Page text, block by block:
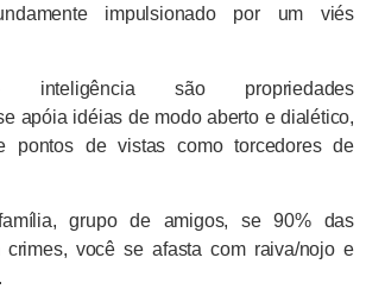
impulsionado por um viés
inteligência são propriedades
apóia idéias de modo aberto e dialético,
pontos de vistas como torcedores de
grupo de amigos, se 90% das
crimes, você se afasta com raiva/nojo e